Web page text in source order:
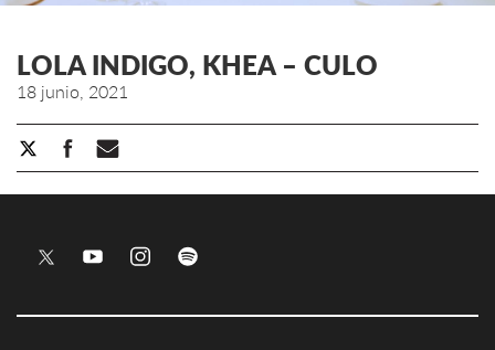
LOLA INDIGO, KHEA – CULO
18 junio, 2021